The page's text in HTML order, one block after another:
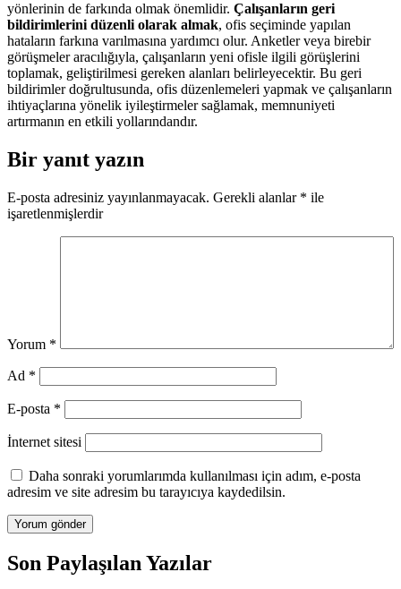
yönlerinin de farkında olmak önemlidir. Çalışanların geri
bildirimlerini düzenli olarak almak, ofis seçiminde yapılan
hataların farkına varılmasına yardımcı olur. Anketler veya birebir
görüşmeler aracılığıyla, çalışanların yeni ofisle ilgili görüşlerini
toplamak, geliştirilmesi gereken alanları belirleyecektir. Bu geri
bildirimler doğrultusunda, ofis düzenlemeleri yapmak ve çalışanların
ihtiyaçlarına yönelik iyileştirmeler sağlamak, memnuniyeti
artırmanın en etkili yollarındandır.
Bir yanıt yazın
E-posta adresiniz yayınlanmayacak. Gerekli alanlar * ile
işaretlenmişlerdir
Yorum *
Ad *
E-posta *
İnternet sitesi
Daha sonraki yorumlarımda kullanılması için adım, e-posta
adresim ve site adresim bu tarayıcıya kaydedilsin.
Son Paylaşılan Yazılar